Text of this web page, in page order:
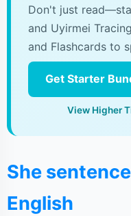
Don't just
and Uyirmei
and Flashcards to
Get Starter
View Higher
She
English